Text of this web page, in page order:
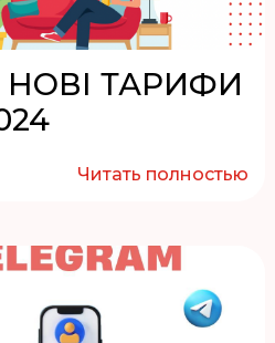
НОВІ ТАРИФИ
Читать полностью